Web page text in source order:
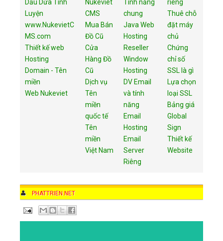
Dầu Dừa Tinh
Luyện
www.NukevietC
MS.com
Thiết kế web
Hosting
Domain - Tên
miền
Web Nukeviet
Nukeviet
CMS
Mua Bán
Đồ Cũ
Cửa
Hàng Đồ
Cũ
Dịch vụ
Tên
miền
quốc tế
Tên
miền
Việt Nam
Tính năng
chung
Java Web
Hosting
Reseller
Window
Hosting
DV Email
và tính
năng
Email
Hosting
Email
Server
Riêng
riêng
Thuê chỗ
đặt máy
chủ
Chứng
chỉ số
SSL là gì
Lựa chọn
loại SSL
Bảng giá
Global
Sign
Thiết kế
Website
AUTHOR
PHATTRIEN.NET
DATE
11:54 AM